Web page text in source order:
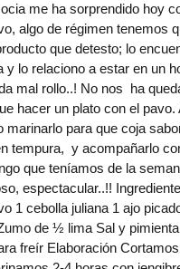
ha sorprendido hoy
algo de régimen tenemos
que detesto; lo
y lo relaciono a estar en un
mal rollo..! No nos ha
hacer un plato con el pavo.
marinarlo para que coja
tempura, y acompañarlo
que teníamos de la
espectacular..!!
1 cebolla juliana 1 ajo
de ½ lima Sal y
freír Elaboración